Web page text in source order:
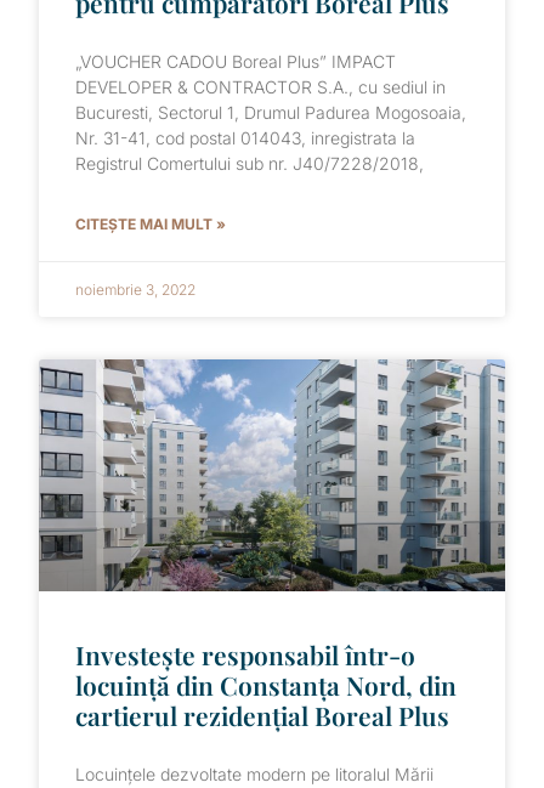
„VOUCHER CADOU Boreal Plus” IMPACT
DEVELOPER & CONTRACTOR S.A., cu sediul in
Bucuresti, Sectorul 1, Drumul Padurea Mogosoaia,
Nr. 31-41, cod postal 014043, inregistrata la
Registrul Comertului sub nr. J40/7228/2018,
CITEȘTE MAI MULT »
noiembrie 3, 2022
Investește responsabil într-o
locuință din Constanța Nord, din
cartierul rezidențial Boreal Plus
Locuințele dezvoltate modern pe litoralul Mării